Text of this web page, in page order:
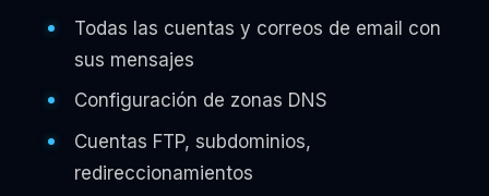
Todas las cuentas y correos de email con
sus mensajes
Configuración de zonas DNS
Cuentas FTP, subdominios,
redireccionamientos